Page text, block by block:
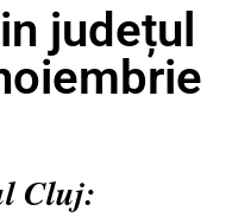
județul
Cluj: